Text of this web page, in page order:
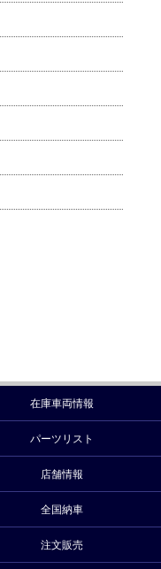
在庫車両情報
パーツリスト
店舗情報
全国納車
注文販売